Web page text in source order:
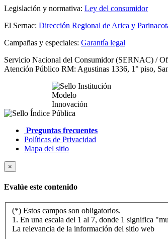
Legislación y normativa: Ley del consumidor
El Sernac: Dirección Regional de Arica y
Campañas y especiales: Garantía legal
Servicio Nacional del Consumidor (SERNAC) /
Atención Público RM: Agustinas 1336, 1° piso,
Preguntas frecuentes
Políticas de Privacidad
Mapa del sitio
×
Evalúe este contenido
(*) Estos campos son obligatorios.
1. En una escala del 1 al 7, donde 1 significa
La relevancia de la información del sitio web